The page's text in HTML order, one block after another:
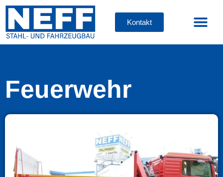
springen
Kontakt
Feuerwehr